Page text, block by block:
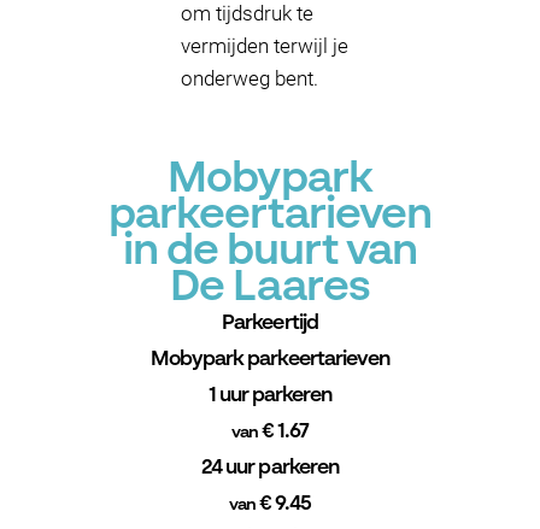
om tijdsdruk te
vermijden terwijl je
onderweg bent.
Mobypark
parkeertarieven
in de buurt van
De Laares
Parkeertijd
Mobypark parkeertarieven
1 uur parkeren
van€ 1.67
24 uur parkeren
van€ 9.45